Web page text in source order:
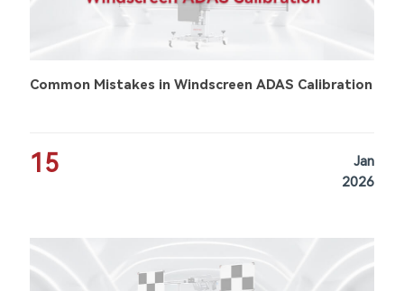
Common Mistakes in Windscreen ADAS Calibration
15
Jan
2026